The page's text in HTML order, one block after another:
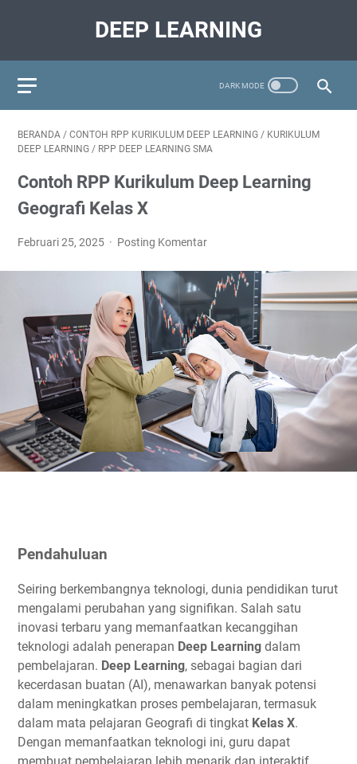
DEEP LEARNING
BERANDA / CONTOH RPP KURIKULUM DEEP LEARNING / KURIKULUM
DEEP LEARNING / RPP DEEP LEARNING SMA
Contoh RPP Kurikulum Deep Learning
Geografi Kelas X
Februari 25, 2025 Posting Komentar
Pendahuluan
Seiring berkembangnya teknologi, dunia pendidikan turut
mengalami perubahan yang signifikan. Salah satu
inovasi terbaru yang memanfaatkan kecanggihan
teknologi adalah penerapan Deep Learning dalam
pembelajaran. Deep Learning, sebagai bagian dari
kecerdasan buatan (AI), menawarkan banyak potensi
dalam meningkatkan proses pembelajaran, termasuk
dalam mata pelajaran Geografi di tingkat Kelas X.
Dengan memanfaatkan teknologi ini, guru dapat